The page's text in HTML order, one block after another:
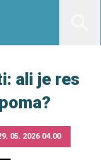
ali je res
05. 2026 04.00